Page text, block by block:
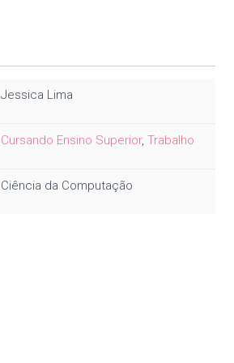
Jessica Lima
Cursando Ensino Superior, Trabalho
Ciência da Computação